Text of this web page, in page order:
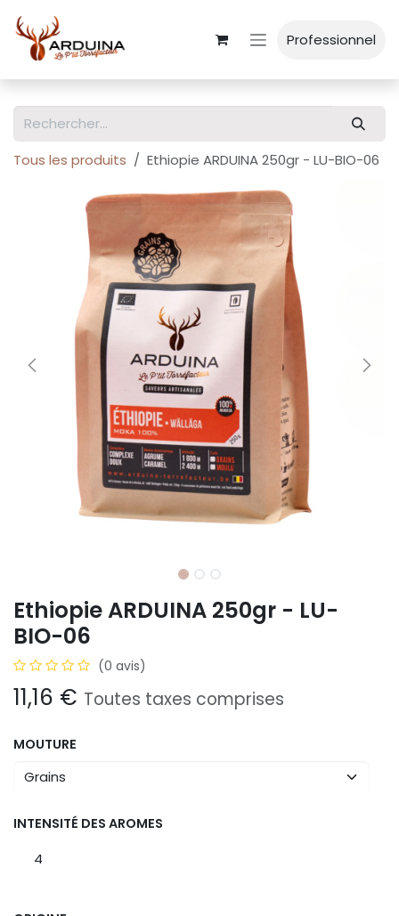
Professionnel
Tous les produits Ethiopie ARDUINA 250gr - LU-BIO-06
Ethiopie ARDUINA 250gr - LU-
BIO-06
(0 avis)
11,16 € Toutes taxes comprises
MOUTURE
INTENSITÉ DES AROMES
4